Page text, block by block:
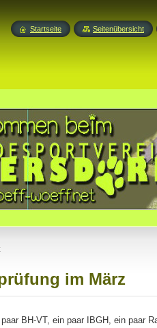
im März
BH-VT, ein paar IBGH, ein paar
Startseite Seitenübersicht